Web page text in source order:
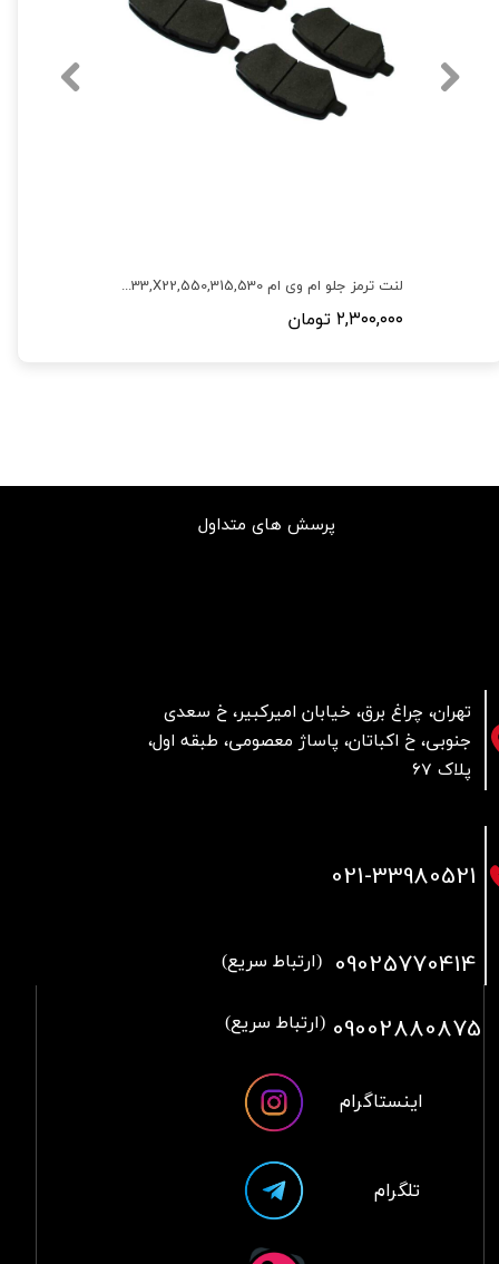
لنت ترمز جلو ام وی ام 550,315,530,X33,X22,آریزو 5,آریزو 6
۲,۳۰۰,۰۰۰ تومان
تهران، چراغ برق، خیابان امیرکبیر، خ سعدی
جنوبی، خ اکباتان، پاساژ معصومی، طبقه اول،
پلاک 67
پرسش های متداول
021-33980521
09025770414 (ارتباط سریع)
09002880875 (ارتباط سریع)
تلگرام
اینستاگرام